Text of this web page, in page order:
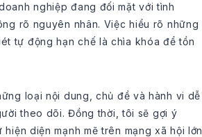
nghiệp đang đối mặt với tình
rõ nguyên nhân. Việc hiểu rõ những
tự động hạn chế là chìa khóa để tồn
loại nội dung, chủ đề và hành vi dễ
theo dõi. Đồng thời, tôi sẽ gợi ý
diện mạnh mẽ trên mạng xã hội lớn